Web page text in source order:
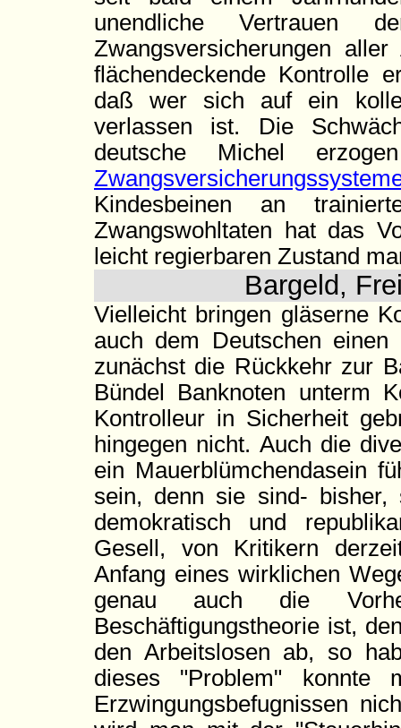
unendliche Vertrauen
Zwangsversicherungen
flächendeckende Kontrolle
daß wer sich auf ein
verlassen ist. Die
deutsche Michel
Kindesbeinen an
Zwangswohltaten hat das
leicht regierbaren Zustand
Bargeld,
Vielleicht bringen gläserne
auch dem Deutschen
zunächst die Rückkehr zur
Bündel Banknoten unterm
Kontrolleur in Sicherheit
hingegen nicht. Auch die
ein Mauerblümchendasein
sein, denn sie sind- bisher,
demokratisch und
Gesell, von Kritikern
Anfang eines wirklichen
genau auch die
Beschäftigungstheorie ist,
den Arbeitslosen ab, so
dieses "Problem" konnte
Erzwingungsbefugnissen